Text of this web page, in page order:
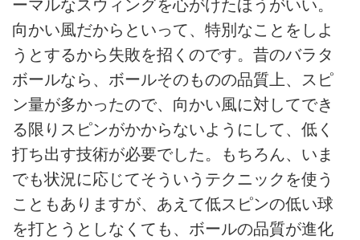
ーマルなスウィングを心がけたほうがいい。
向かい風だからといって、特別なことをしよ
うとするから失敗を招くのです。昔のバラタ
ボールなら、ボールそのものの品質上、スピ
ン量が多かったので、向かい風に対してでき
る限りスピンがかからないようにして、低く
打ち出す技術が必要でした。もちろん、いま
でも状況に応じてそういうテクニックを使う
こともありますが、あえて低スピンの低い球
を打とうとしなくても、ボールの品質が進化